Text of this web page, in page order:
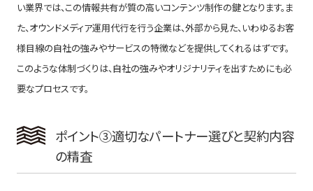
い業界では、この情報共有が質の高いコンテンツ制作の鍵となります。ま
た、オウンドメディア運用代行を行う企業は、外部から見た、いわゆるお客
様目線の自社の強みやサービスの特徴などを提供してくれるはずです。
このような体制づくりは、自社の強みやオリジナリティを出すためにも必
要なプロセスです。
ポイント③適切なパートナー選びと契約内容
の精査